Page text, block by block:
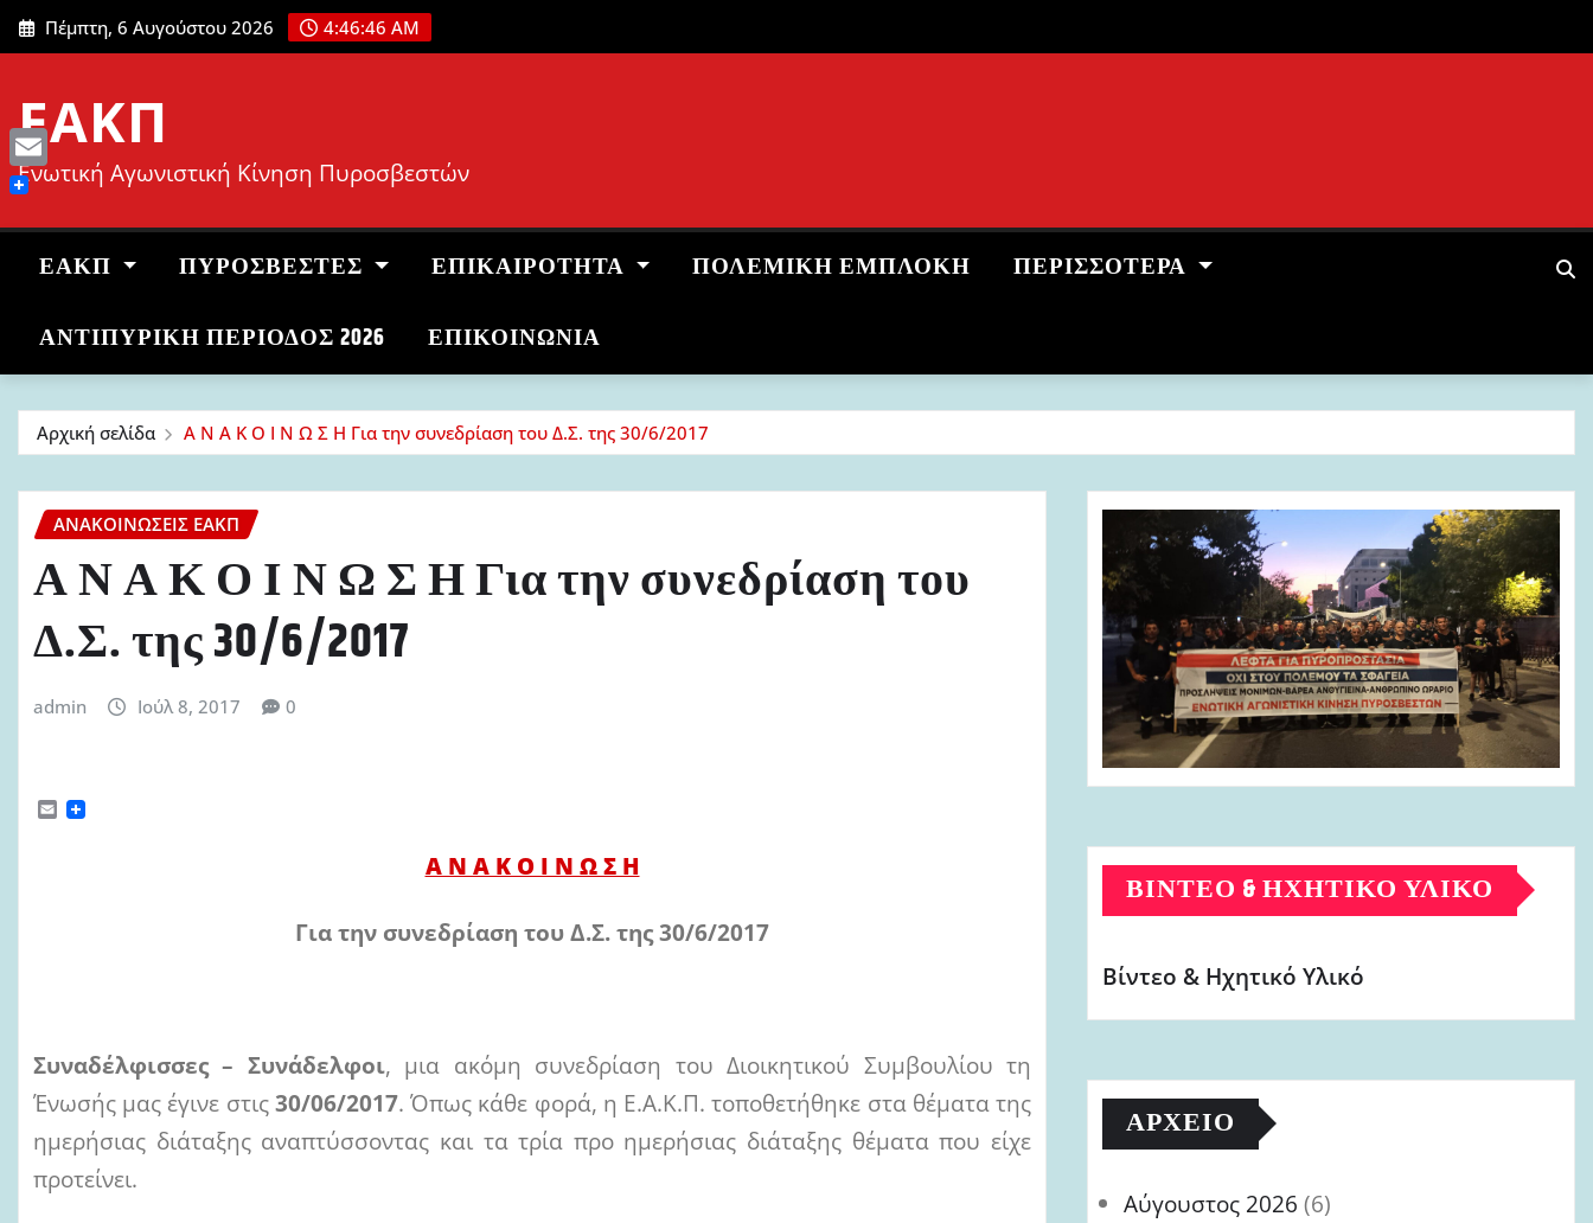
Μετάβαση
στο
Πέμπτη, 6 Αυγούστου 2026 4:46:47 AM
ΕΑΚΠ
Ενωτική Αγωνιστική Κίνηση Πυροσβεστών
ΕΑΚΠ ΠΥΡΟΣΒΈΣΤΕΣ ΕΠΙΚΑΙΡΌΤΗΤΑ ΠΟΛΕΜΙΚΉ ΕΜΠΛΟΚΉ ΠΕΡΙΣΣΌΤΕΡΑ
ΑΝΤΙΠΥΡΙΚΉ ΠΕΡΊΟΔΟΣ 2026 ΕΠΙΚΟΙΝΩΝΙΑ
Αρχική σελίδα Α Ν Α Κ Ο Ι Ν Ω Σ Η Για την συνεδρίαση του Δ.Σ. της 30/6/2017
ΑΝΑΚΟΙΝΏΣΕΙΣ ΕΑΚΠ
Α Ν Α Κ Ο Ι Ν Ω Σ Η Για την συνεδρίαση του
Δ.Σ. της 30/6/2017
admin Ιούλ 8, 2017 0
E
Α Ν Α Κ Ο Ι Ν Ω Σ Η
Για την συνεδρίαση του Δ.Σ. της 30/6/2017
Συναδέλφισσες – Συνάδελφοι, μια ακόμη συνεδρίαση του Διοικητικού Συμβουλίου τη
Ένωσής μας έγινε στις30/06/2017. Όπως κάθε φορά, η Ε.Α.Κ.Π. τοποθετήθηκε στα θέματα της
ημερήσιας διάταξης αναπτύσσοντας και τα τρία προ ημερήσιας διάταξης θέματα που είχε
προτείνει.
ΒΊΝΤΕΟ & ΗΧΗΤΙΚΌ ΥΛΙΚΌ
Βίντεο & Ηχητικό Υλικό
ΑΡΧΕΊΟ
Αύγουστος 2026 (6)
Email